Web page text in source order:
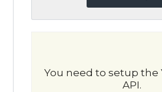
You need to setup the
API.